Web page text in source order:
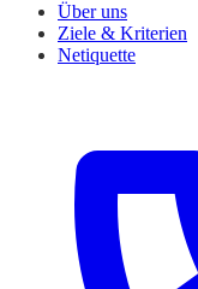
Über uns
Ziele & Kriterien
Netiquette